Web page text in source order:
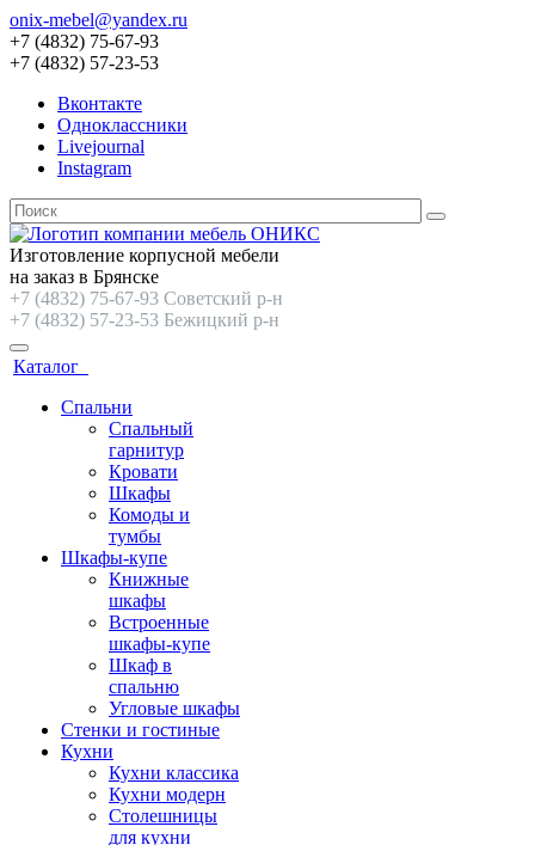
onix-mebel@yandex.ru
+7 (4832) 75-67-93
+7 (4832) 57-23-53
Вконтакте
Одноклассники
Livejournal
Instagram
Изготовление корпусной мебели
на заказ в Брянске
+7 (4832) 75-67-93 Советский р-н
+7 (4832) 57-23-53 Бежицкий р-н
Каталог
Спальни
Спальный
гарнитур
Кровати
Шкафы
Комоды и
тумбы
Шкафы-купе
Книжные
шкафы
Встроенные
шкафы-купе
Шкаф в
спальню
Угловые шкафы
Стенки и гостиные
Кухни
Кухни классика
Кухни модерн
Столешницы
для кухни